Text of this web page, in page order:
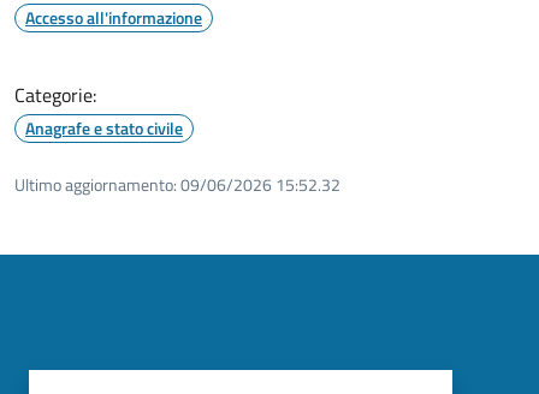
Accesso all'informazione
Categorie:
Anagrafe e stato civile
Ultimo aggiornamento:09/06/2026 15:52.32